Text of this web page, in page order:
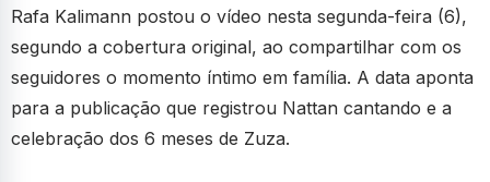
Rafa Kalimann postou o vídeo nesta segunda-feira (6),
segundo a cobertura original, ao compartilhar com os
seguidores o momento íntimo em família. A data aponta
para a publicação que registrou Nattan cantando e a
celebração dos 6 meses de Zuza.